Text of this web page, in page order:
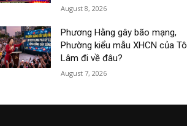
August 8, 2026
Phương Hằng gây bão mạng,
Phường kiểu mẫu XHCN của Tô
Lâm đi về đâu?
August 7, 2026